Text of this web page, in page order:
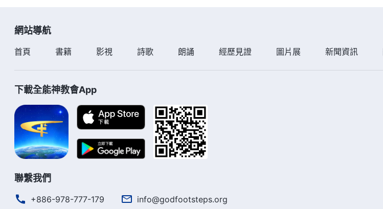
網站導航
首頁 書籍 影視 詩歌 朗誦 經歷見證 圖片展 新聞資訊
下載全能神教會App
聯繫我們
+886-978-777-179 info@godfootsteps.org